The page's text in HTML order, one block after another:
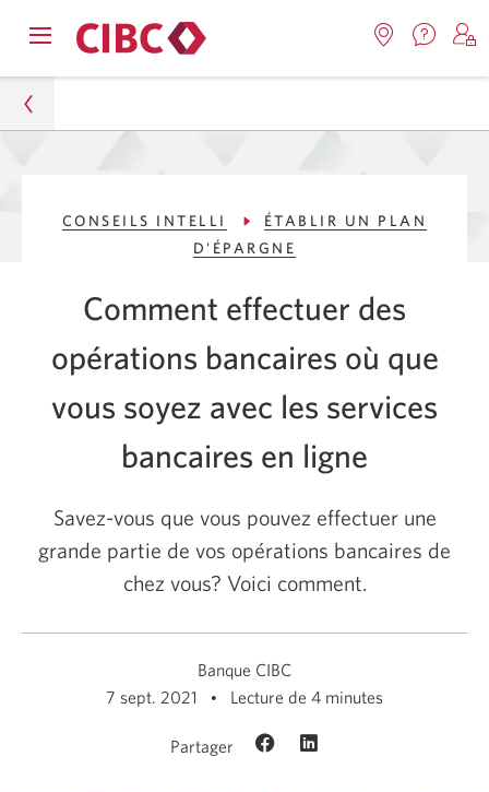
Passer
en
Passer
navigation
menu.
fenêtre
Conseils Intelli
CONSEILS INTELLI
ÉTABLIR UN PLAN
D'ÉPARGNE
Comment effectuer des
opérations bancaires où que
vous soyez avec les services
bancaires en ligne
Savez-vous que vous pouvez effectuer une
grande partie de vos opérations bancaires de
chez vous? Voici comment.
Banque CIBC
7 sept. 2021
Lecture de 4 minutes
Partager